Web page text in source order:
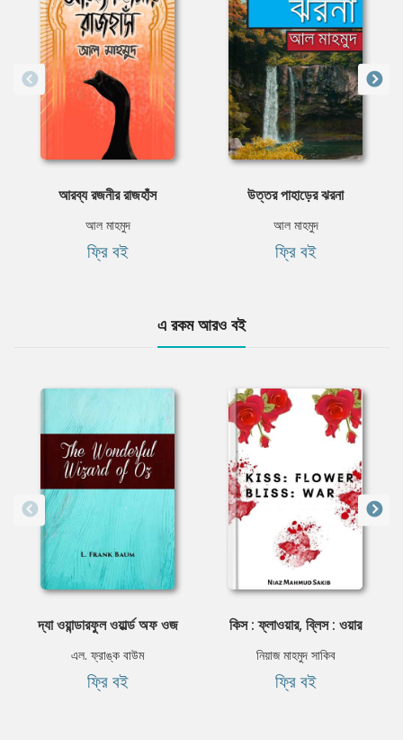
আরব্য রজনীর রাজহাঁস
আল মাহমুদ
ফ্রি বই
উত্তর পাহাড়ের ঝরনা
আল মাহমুদ
ফ্রি বই
এ রকম আরও বই
দ্যা ওয়ান্ডারফুল ওয়ার্ল্ড অফ ওজ
এল. ফ্রাঙ্ক বাউম
ফ্রি বই
কিস : ফ্লাওয়ার, ব্লিস : ওয়ার
নিয়াজ মাহমুদ সাকিব
ফ্রি বই